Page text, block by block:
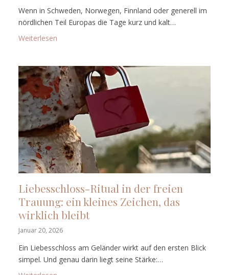
Wenn in Schweden, Norwegen, Finnland oder generell im
nördlichen Teil Europas die Tage kurz und kalt…
Weiterlesen
Liebesschloss-Ritual in der freien
Trauung: ein kleines Zeichen, das
wirklich bleibt
Januar 20, 2026
Ein Liebesschloss am Geländer wirkt auf den ersten Blick
simpel. Und genau darin liegt seine Stärke:…